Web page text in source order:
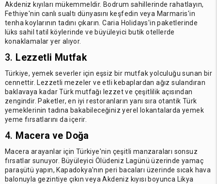
Akdeniz kıyıları mükemmeldir. Bodrum sahillerinde rahatlayın,
Fethiye'nin canlı sualtı dünyasını keşfedin veya Marmaris'in
tenha koylarının tadını çıkarın. Caria Holidays'in paketlerinde
lüks sahil tatil köylerinde ve büyüleyici butik otellerde
konaklamalar yer alıyor.
3. Lezzetli Mutfak
Türkiye, yemek severler için eşsiz bir mutfak yolculuğu sunan bir
cennettir. Lezzetli mezeler ve etli kebaplardan ağız sulandıran
baklavaya kadar Türk mutfağı lezzet ve çeşitlilik açısından
zengindir. Paketler, en iyi restoranların yanı sıra otantik Türk
yemeklerinin tadına bakabileceğiniz yerel lokantalarda yemek
yeme fırsatlarını da içerir.
4. Macera ve Doğa
Macera arayanlar için Türkiye'nin çeşitli manzaraları sonsuz
fırsatlar sunuyor. Büyüleyici Ölüdeniz Lagünü üzerinde yamaç
paraşütü yapın, Kapadokya'nın peri bacaları üzerinde sıcak hava
balonuyla gezintiye çıkın veya Akdeniz kıyısı boyunca Likya